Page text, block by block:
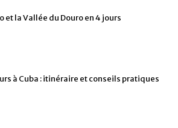
et la Vallée du Douro en 4 jours
à Cuba : itinéraire et conseils pratiques